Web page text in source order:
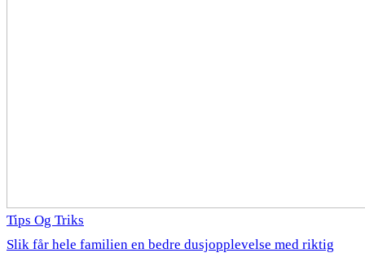
Tips Og Triks
Slik får hele familien en bedre dusjopplevelse med riktig